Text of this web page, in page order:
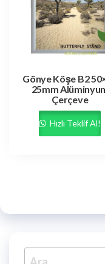
Gönye Köşe B2
25mm
Çerçeve
Hızlı Teklif Al!